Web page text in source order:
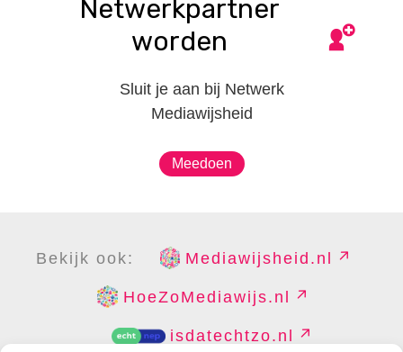
Netwerkpartner
worden
Sluit je aan bij Netwerk
Mediawijsheid
Meedoen
Bekijk ook: Mediawijsheid.nl
HoeZoMediawijs.nl
isdatechtzo.nl